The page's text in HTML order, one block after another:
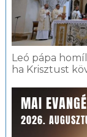
Leó pápa
ha Krisztust
MAI
2026.